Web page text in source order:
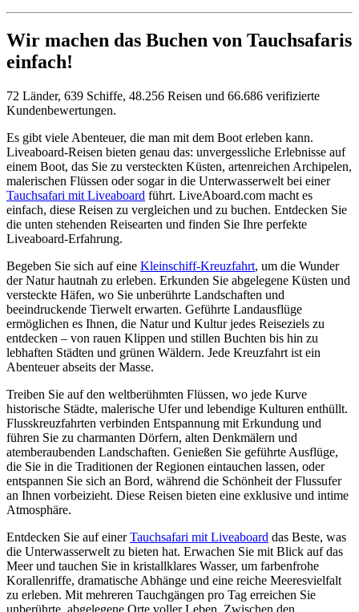
Wir machen das Buchen von Tauchsafaris
einfach!
72 Länder, 639 Schiffe, 48.256 Reisen und 66.686 verifizierte
Kundenbewertungen.
Es gibt viele Abenteuer, die man mit dem Boot erleben kann.
Liveaboard-Reisen bieten genau das: unvergessliche Erlebnisse auf
einem Boot, das Sie zu versteckten Küsten, artenreichen Archipelen,
malerischen Flüssen oder sogar in die Unterwasserwelt bei einer
Tauchsafari mit Liveaboard führt. LiveAboard.com macht es
einfach, diese Reisen zu vergleichen und zu buchen. Entdecken Sie
die unten stehenden Reisearten und finden Sie Ihre perfekte
Liveaboard-Erfahrung.
Begeben Sie sich auf eine Kleinschiff-Kreuzfahrt, um die Wunder
der Natur hautnah zu erleben. Erkunden Sie abgelegene Küsten und
versteckte Häfen, wo Sie unberührte Landschaften und
beeindruckende Tierwelt erwarten. Geführte Landausflüge
ermöglichen es Ihnen, die Natur und Kultur jedes Reiseziels zu
entdecken – von rauen Klippen und stillen Buchten bis hin zu
lebhaften Städten und grünen Wäldern. Jede Kreuzfahrt ist ein
Abenteuer abseits der Masse.
Treiben Sie auf den weltberühmten Flüssen, wo jede Kurve
historische Städte, malerische Ufer und lebendige Kulturen enthüllt.
Flusskreuzfahrten verbinden Entspannung mit Erkundung und
führen Sie zu charmanten Dörfern, alten Denkmälern und
atemberaubenden Landschaften. Genießen Sie geführte Ausflüge,
die Sie in die Traditionen der Regionen eintauchen lassen, oder
entspannen Sie sich an Bord, während die Schönheit der Flussufer
an Ihnen vorbeizieht. Diese Reisen bieten eine exklusive und intime
Atmosphäre.
Entdecken Sie auf einerTauchsafari mit Liveaboard das Beste, was
die Unterwasserwelt zu bieten hat. Erwachen Sie mit Blick auf das
Meer und tauchen Sie in kristallklares Wasser, um farbenfrohe
Korallenriffe, dramatische Abhänge und eine reiche Meeresvielfalt
zu erleben. Mit mehreren Tauchgängen pro Tag erreichen Sie